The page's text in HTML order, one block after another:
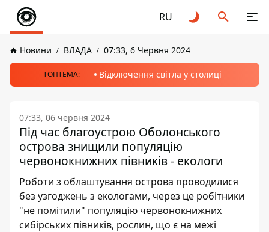
RU
Новини ВЛАДА 07:33, 6 Червня 2024
ТОПТЕМА: Відключення світла у столиці
07:33, 06 червня 2024
Під час благоустрою Оболонського
острова знищили популяцію
червонокнижних півників - екологи
Роботи з облаштування острова проводилися
без узгоджень з екологами, через це робітники
"не помітили" популяцію червонокнижних
сибірських півників, рослин, що є на межі